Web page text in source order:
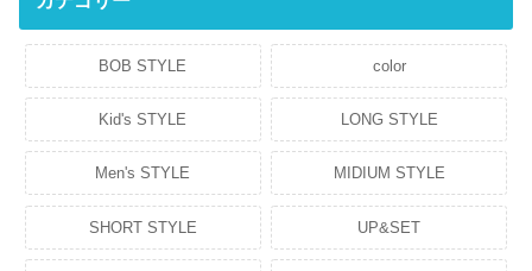
BOB STYLE color
Kid's STYLE LONG STYLE
Men's STYLE MIDIUM STYLE
SHORT STYLE UP&SET